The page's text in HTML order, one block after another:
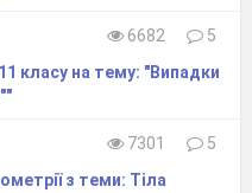
6682
5
класу на тему: "Випадки
7301
5
з теми: Тіла